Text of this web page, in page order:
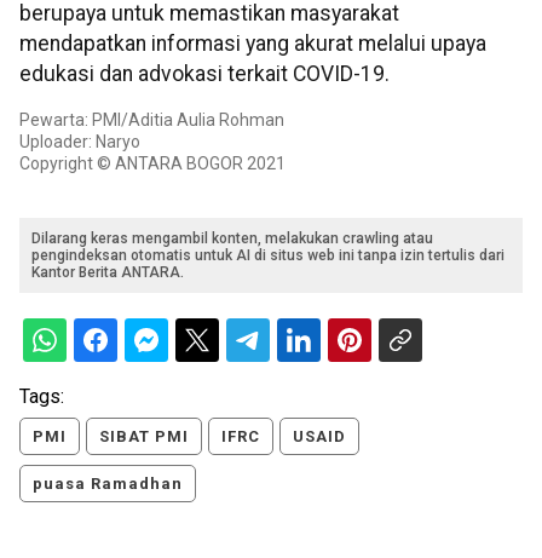
berupaya untuk memastikan masyarakat
mendapatkan informasi yang akurat melalui upaya
edukasi dan advokasi terkait COVID-19.
Pewarta: PMI/Aditia Aulia Rohman
Uploader: Naryo
Copyright © ANTARA BOGOR 2021
Dilarang keras mengambil konten, melakukan crawling atau
pengindeksan otomatis untuk AI di situs web ini tanpa izin tertulis dari
Kantor Berita ANTARA.
Tags:
PMI SIBAT PMI IFRC USAID
puasa Ramadhan